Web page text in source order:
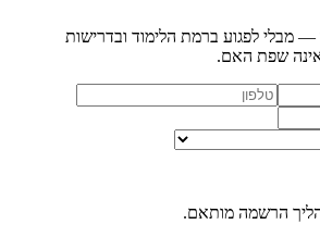
— מבלי לפגוע ברמת הלימוד ובדרישות
שפת האם.
הרשמה מותאם.